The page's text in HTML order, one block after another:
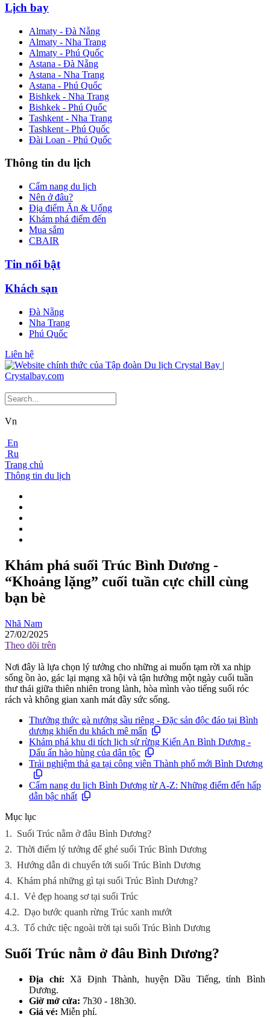
Lịch bay
Almaty - Đà Nẵng
Almaty - Nha Trang
Almaty - Phú Quốc
Astana - Đà Nẵng
Astana - Nha Trang
Astana - Phú Quốc
Bishkek - Nha Trang
Bishkek - Phú Quốc
Tashkent - Nha Trang
Tashkent - Phú Quốc
Đài Loan - Phú Quốc
Thông tin du lịch
Cẩm nang du lịch
Nên ở đâu?
Địa điểm Ăn & Uống
Khám phá điểm đến
Mua sắm
CBAIR
Tin nổi bật
Khách sạn
Đà Nẵng
Nha Trang
Phú Quốc
Liên hệ
Vn
En
Ru
Trang chủ
Thông tin du lịch
Khám phá suối Trúc Bình Dương -
“Khoảng lặng” cuối tuần cực chill cùng
bạn bè
Nhã Nam
27/02/2025
Theo dõi trên
Nơi đây là lựa chọn lý tưởng cho những ai muốn tạm rời xa nhịp
sống ồn ào, gác lại mạng xã hội và tận hưởng một ngày cuối tuần
thư thái giữa thiên nhiên trong lành, hòa mình vào tiếng suối róc
rách và không gian xanh mát đầy sức sống.
Thưởng thức gà nướng sầu riêng - Đặc sản độc đáo tại Bình
dương khiến du khách mê mẩn
Khám phá khu di tích lịch sử rừng Kiến An Bình Dương -
Dấu ấn hào hùng của dân tộc
Trải nghiệm thả ga tại công viên Thành phố mới Bình Dương
Cẩm nang du lịch Bình Dương từ A-Z: Những điểm đến hấp
dẫn bậc nhất
Mục lục
1. Suối Trúc nằm ở đâu Bình Dương?
2. Thời điểm lý tưởng để ghé suối Trúc Bình Dương
3. Hướng dẫn di chuyển tới suối Trúc Bình Dương
4. Khám phá những gì tại suối Trúc Bình Dương?
4.1. Vẻ đẹp hoang sơ tại suối Trúc
4.2. Dạo bước quanh rừng Trúc xanh mướt
4.3. Tổ chức tiệc ngoài trời tại suối Trúc Bình Dương
Suối Trúc nằm ở đâu Bình Dương?
Địa chỉ: Xã Định Thành, huyện Dầu Tiếng, tỉnh Bình
Dương.
Giờ mở cửa: 7h30 - 18h30.
Giá vé: Miễn phí.